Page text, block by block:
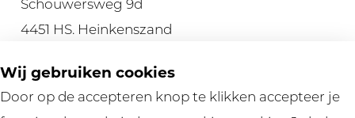
Schouwersweg 9d
4451 HS. Heinkenszand
HELP
Wij gebruiken cookies
Door op de accepteren knop te klikken accepteer je